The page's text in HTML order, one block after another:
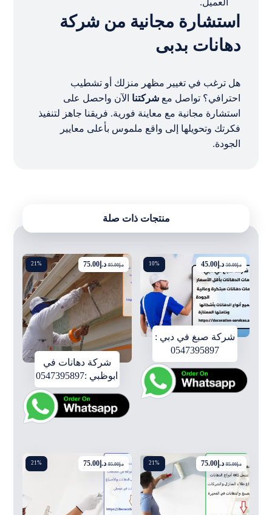
العميل.
استشارة مجانية من شركة
دهانات بدبى
هل ترغب في تغيير مظهر منزلك أو تشطيب
احترافي؟ تواصل معشركتنا الآن واحصل على
استشارة مجانية مع معاينة فورية. فريقنا جاهز لتنفيذ
فكرتك وتحويلها إلى واقع ملموس بأعلى معايير
الجودة.
منتجات ذات صلة
10%
شركة صبغ في دبي :
0547395897
د.إ50.00 د.إ45.00
21%
شركة دهانات في
ابوظبي :0547395897
د.إ95.00 د.إ75.00
21% د.إ95.00 د.إ75.00
21% د.إ95.00 د.إ75.00